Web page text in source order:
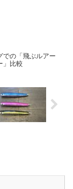
での「飛ぶルアー
」比較